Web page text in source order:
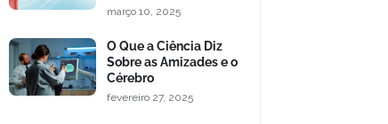
março 10, 2025
O Que a Ciência Diz
Sobre as Amizades e o
Cérebro
fevereiro 27, 2025